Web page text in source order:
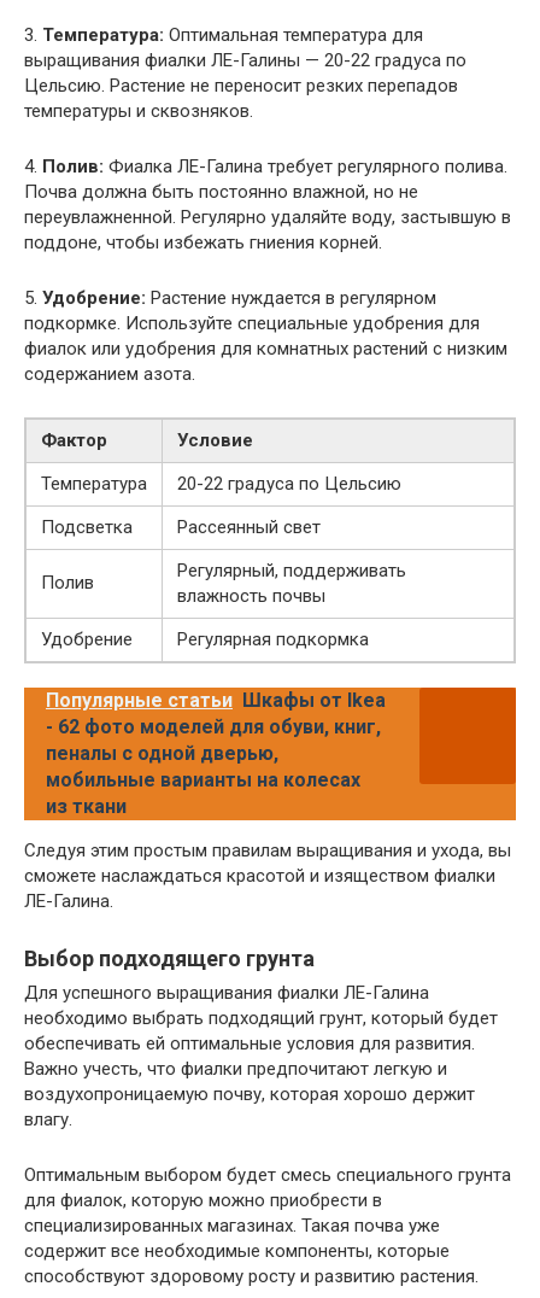
3. Температура: Оптимальная температура для
выращивания фиалки ЛЕ-Галины — 20-22 градуса по
Цельсию. Растение не переносит резких перепадов
температуры и сквозняков.
4. Полив: Фиалка ЛЕ-Галина требует регулярного полива.
Почва должна быть постоянно влажной, но не
переувлажненной. Регулярно удаляйте воду, застывшую в
поддоне, чтобы избежать гниения корней.
5. Удобрение: Растение нуждается в регулярном
подкормке. Используйте специальные удобрения для
фиалок или удобрения для комнатных растений с низким
содержанием азота.
Фактор
Условие
Температура
20-22 градуса по Цельсию
Подсветка
Рассеянный свет
Полив
Регулярный, поддерживать
влажность почвы
Удобрение
Регулярная подкормка
Популярные статьи Шкафы от Ikea
- 62 фото моделей для обуви, книг,
пеналы с одной дверью,
мобильные варианты на колесах
из ткани
Следуя этим простым правилам выращивания и ухода, вы
сможете наслаждаться красотой и изяществом фиалки
ЛЕ-Галина.
Выбор подходящего грунта
Для успешного выращивания фиалки ЛЕ-Галина
необходимо выбрать подходящий грунт, который будет
обеспечивать ей оптимальные условия для развития.
Важно учесть, что фиалки предпочитают легкую и
воздухопроницаемую почву, которая хорошо держит
влагу.
Оптимальным выбором будет смесь специального грунта
для фиалок, которую можно приобрести в
специализированных магазинах. Такая почва уже
содержит все необходимые компоненты, которые
способствуют здоровому росту и развитию растения.